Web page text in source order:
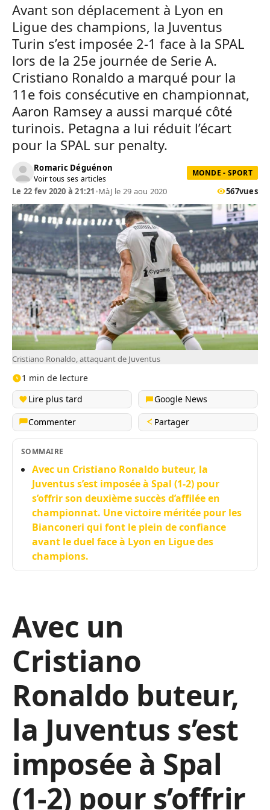
Avant son déplacement à Lyon en
Ligue des champions, la Juventus
Turin s’est imposée 2-1 face à la SPAL
lors de la 25e journée de Serie A.
Cristiano Ronaldo a marqué pour la
11e fois consécutive en championnat,
Aaron Ramsey a aussi marqué côté
turinois. Petagna a lui réduit l’écart
pour la SPAL sur penalty.
Romaric Déguénon
Voir tous ses articles
MONDE - SPORT
Le 22 fev 2020 à 21:21•MàJ le 29 aou 2020 567vues
Cristiano Ronaldo, attaquant de Juventus
1 min de lecture
Lire plus tard
Google News
Commenter
Partager
SOMMAIRE
Avec un Cristiano Ronaldo buteur, la
Juventus s’est imposée à Spal (1-2) pour
s’offrir son deuxième succès d’affilée en
championnat. Une victoire méritée pour les
Bianconeri qui font le plein de confiance
avant le duel face à Lyon en Ligue des
champions.
Avec un
Cristiano
Ronaldo buteur,
la Juventus s’est
imposée à Spal
(1-2) pour s’offrir